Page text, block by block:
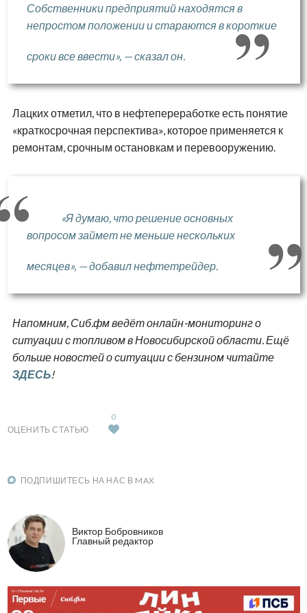
Собственники предприятий находятся в
непростом положении и стараются в короткие
сроки все ввести», — сказал он.
Лацких отметил, что в нефтепереработке есть понятие
«краткосрочная перспектива», которое применяется к
ремонтам, срочным остановкам и перевооружению.
«Я думаю, что решение основных
вопросом займет не меньше нескольких
месяцев», — добавил нефтетрейдер.
Напомним, Сиб.фм ведёт онлайн-мониторинг о
ситуации с топливом в Новосибирской области. Ещё
больше новостей о ситуации с бензином читайте
ЗДЕСЬ!
ОЦЕНИТЬ СТАТЬЮ
0
ПОДПИШИТЕСЬ НА НАС В MAX
Виктор Бобровников
Главный редактор